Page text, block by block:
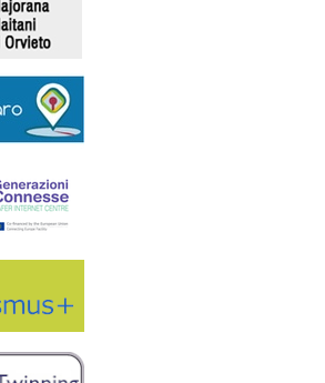
Scuola in chiaro
Erasmus+
eTwinning